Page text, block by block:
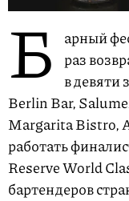
Б
арный
раз
в девяти
Berlin Bar,
Margarita Bistro,
работать
Reserve World
бартендеров